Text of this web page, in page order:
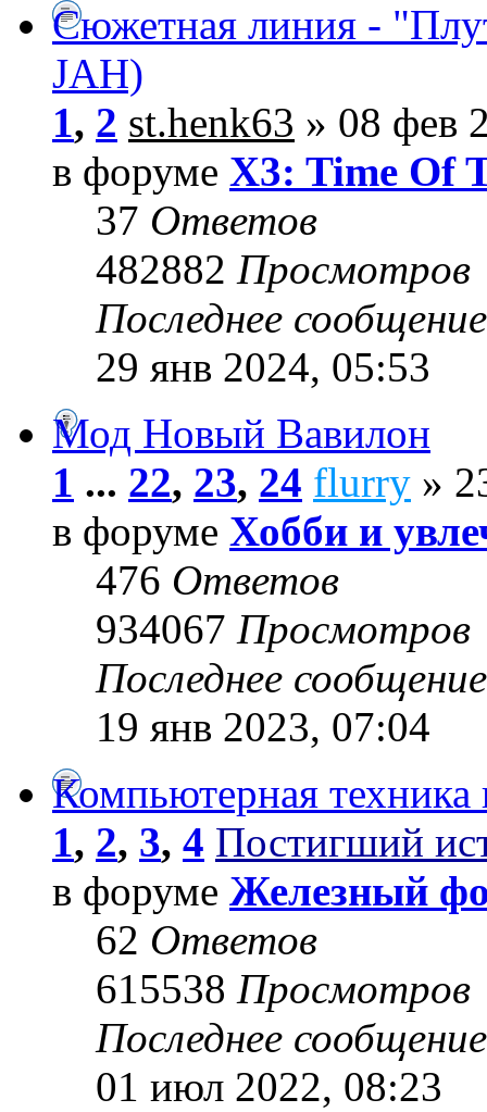
Сюжетная линия -
JAH)
1, 2 st.henk63 » 08 фев
в форуме X3: Time Of
37 Ответов
482882 Просмотров
Последнее
29 янв 2024, 05:53
Мод Новый Вавилон
1 ... 22, 23, 24 flurry »
в форуме Хобби и
476 Ответов
934067 Просмотров
Последнее
19 янв 2023, 07:04
Компьютерная
1, 2, 3, 4 Постигший
в форуме Железный
62 Ответов
615538 Просмотров
Последнее
01 июл 2022, 08:23